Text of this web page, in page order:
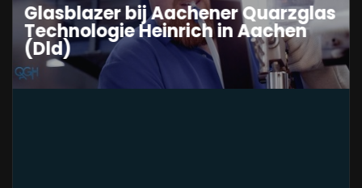
Glasblazer bij Aachener Quarzglas
Technologie Heinrich in Aachen
(Dld)